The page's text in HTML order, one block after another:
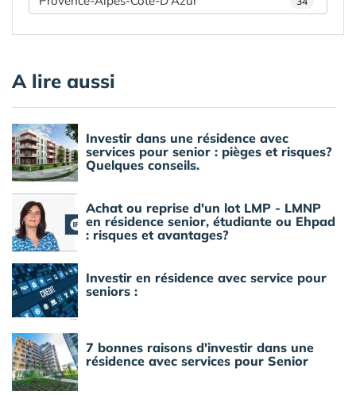
A lire aussi
Investir dans une résidence avec
services pour senior : pièges et risques?
Quelques conseils.
Achat ou reprise d'un lot LMP - LMNP
en résidence senior, étudiante ou Ehpad
: risques et avantages?
Investir en résidence avec service pour
seniors :
7 bonnes raisons d'investir dans une
résidence avec services pour Senior